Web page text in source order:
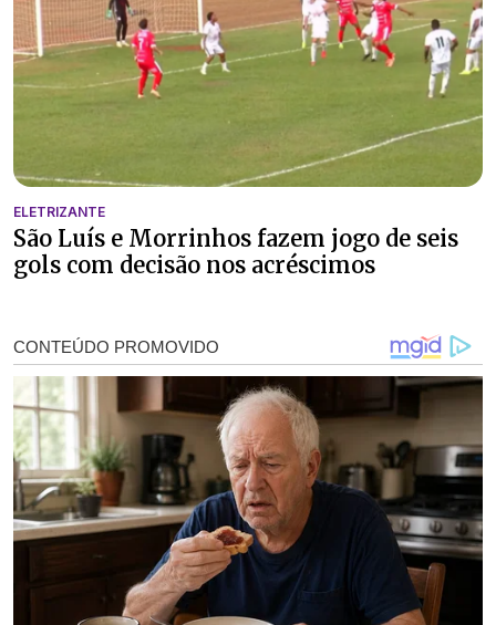
ELETRIZANTE
São Luís e Morrinhos fazem jogo de seis
gols com decisão nos acréscimos